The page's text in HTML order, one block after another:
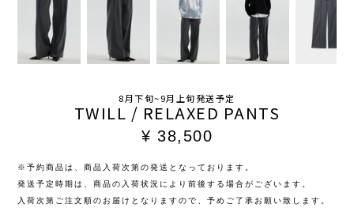
8月下旬~9月上旬発送予定
TWILL / RELAXED PANTS
¥ 38,500
※予約商品は、商品入荷次第の発送となっております。
発送予定時期は、商品の入荷状況により前後する場合がございます。
入荷次第ご注文順のお届けとなりますので、予めご了承お願い致します。